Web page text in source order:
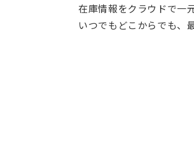
在庫情報をクラウドで一
いつでもどこからでも、